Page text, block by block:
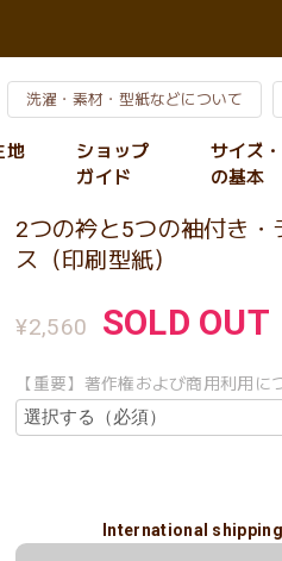
洗濯・素材・型紙などについて
地
ショップ
ガイド
サイズ
の基本
2つの衿と5つの袖付き・
ス（印刷型紙）
¥2,560 SOLD OUT
【重要】著作権および商用利用に
International